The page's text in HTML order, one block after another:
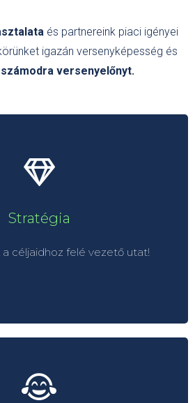
és partnereink piaci igényei
igazán versenyképesség és
számodra versenyelőnyt.
Stratégia
céljaidhoz felé vezető utat!
Stratégia
kutatás
tervezés
Kreatív